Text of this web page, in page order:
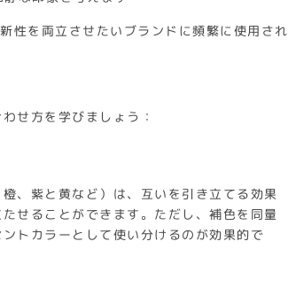
を両立させたいブランドに頻繁に使用され
せ方を学びましょう：
、紫と黄など）は、互いを引き立てる効果
せることができます。ただし、補色を同量
トカラーとして使い分けるのが効果的で